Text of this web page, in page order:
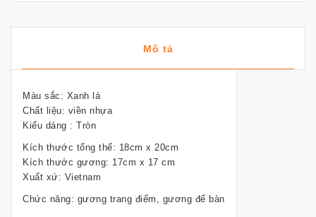
Mô tả
Màu sắc: Xanh lá
Chất liệu: viền nhựa
Kiểu dáng : Tròn
Kích thước tổng thể: 18cm x 20cm
Kích thước gương: 17cm x 17 cm
Xuất xứ: Vietnam
Chức năng: gương trang điểm, gương để bàn